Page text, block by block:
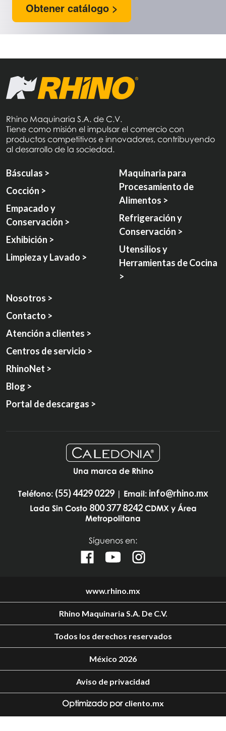
Obtener catálogo >
Rhino Maquinaria S.A. de C.V.
Tiene como misión el impulsar el comercio con
productos competitivos e innovadores, contribuyendo
al desarrollo de la sociedad.
Básculas >
Cocción >
Empacado y
Conservación >
Exhibición >
Limpieza y Lavado >
Maquinaria para
Procesamiento de
Alimentos >
Refrigeración y
Conservación >
Utensilios y
Herramientas de Cocina
>
Nosotros >
Contacto >
Atención a clientes >
Centros de servicio >
RhinoNet >
Blog >
Portal de descargas >
Una marca de Rhino
Teléfono: (55) 4429 0229| Email: info@rhino.mx
Lada Sin Costo 800 377 8242CDMX y Área
Metropolitana
Síguenos en:
www.rhino.mx
Rhino Maquinaria S.A. De C.V.
Todos los derechos reservados
México 2026
Aviso de privacidad
Optimizado por cliento.mx